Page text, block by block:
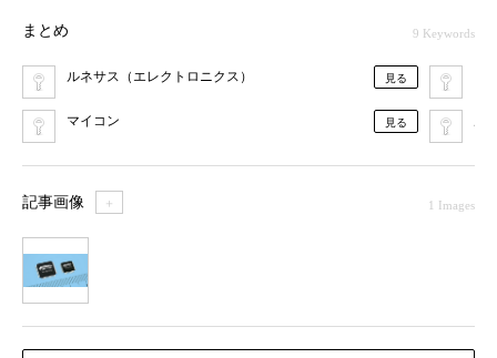
まとめ 9 Keywords
ルネサス（エレクトロニクス） 見る
マイコン 見る
記事画像 ＋ 1 Images